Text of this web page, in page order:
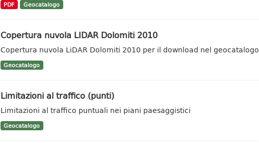
PDF Geocatalogo
Copertura nuvola LIDAR Dolomiti 2010
Copertura nuvola LiDAR Dolomiti 2010 per il download nel geocatalogo
Geocatalogo
Limitazioni al traffico (punti)
Limitazioni al traffico puntuali nei piani paesaggistici
Geocatalogo